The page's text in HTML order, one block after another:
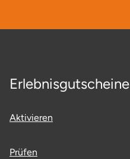
Erlebnisgutscheine
Aktivieren
Prüfen